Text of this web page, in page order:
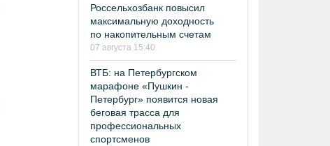
Россельхозбанк повысил
максимальную доходность
по накопительным счетам
07 августа 15:40
ВТБ: на Петербургском
марафоне «Пушкин -
Петербург» появится новая
беговая трасса для
профессиональных
спортсменов